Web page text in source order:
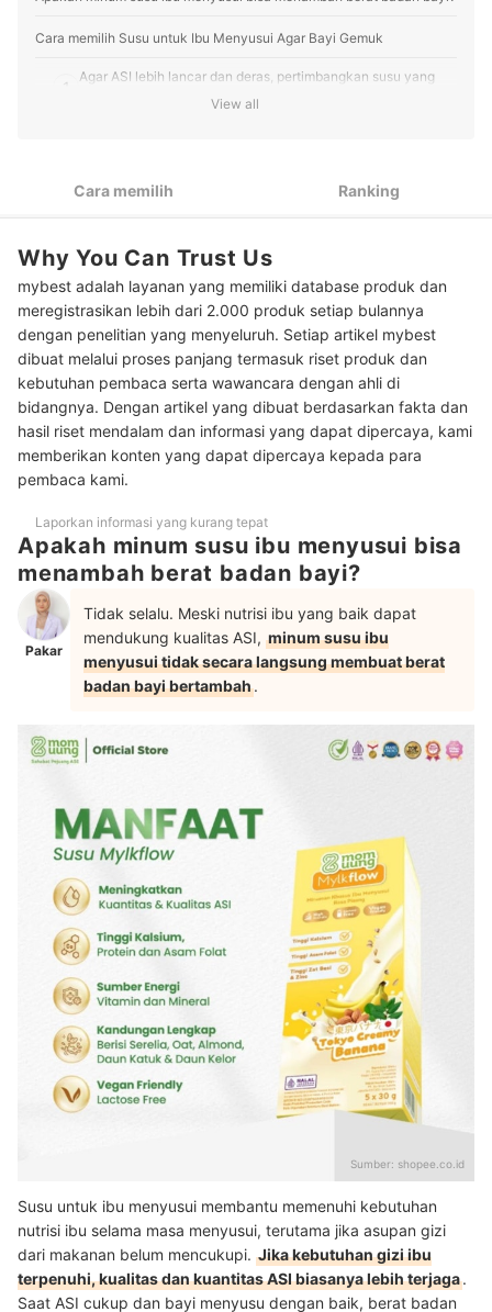
Cara memilih Susu untuk Ibu Menyusui Agar Bayi Gemuk
1
Agar ASI lebih lancar dan deras, pertimbangkan susu yang
mengandung daun katuk atau daun kelor
Perhatikan kandungan gulanya dan pastikan tidak melebihi
Peringkat Susu untuk Ibu Menyusui Agar Bayi Gemuk Terbaik
Maksimalkan hindmilk pada ASI untuk membuat bayi gemuk
Baca juga rekomendasi produk penambah nutrisi untuk ibu dan bayi
lainnya di sini
View all
Cara memilih Ranking
Why You Can Trust Us
mybest adalah layanan yang memiliki database produk dan
meregistrasikan lebih dari 2.000 produk setiap bulannya
dengan penelitian yang menyeluruh. Setiap artikel mybest
dibuat melalui proses panjang termasuk riset produk dan
kebutuhan pembaca serta wawancara dengan ahli di
bidangnya. Dengan artikel yang dibuat berdasarkan fakta dan
hasil riset mendalam dan informasi yang dapat dipercaya, kami
memberikan konten yang dapat dipercaya kepada para
pembaca kami.
Laporkan informasi yang kurang tepat
Apakah minum susu ibu menyusui bisa
menambah berat badan bayi?
Pakar
Tidak selalu. Meski nutrisi ibu yang baik dapat
mendukung kualitas ASI, minum susu ibu
menyusui tidak secara langsung membuat berat
badan bayi bertambah.
Sumber: shopee.co.id
Susu untuk ibu menyusui membantu memenuhi kebutuhan
nutrisi ibu selama masa menyusui, terutama jika asupan gizi
dari makanan belum mencukupi. Jika kebutuhan gizi ibu
terpenuhi, kualitas dan kuantitas ASI biasanya lebih terjaga.
Saat ASI cukup dan bayi menyusu dengan baik, berat badan